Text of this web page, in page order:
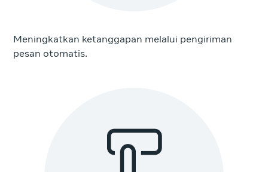
Meningkatkan ketanggapan melalui pengiriman
pesan otomatis.